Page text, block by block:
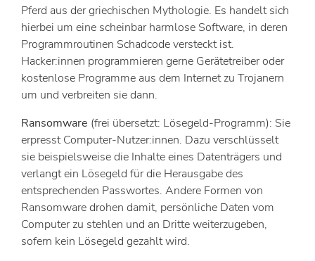
Pferd aus der griechischen Mythologie. Es handelt sich
hierbei um eine scheinbar harmlose Software, in deren
Programmroutinen Schadcode versteckt ist.
Hacker:innen programmieren gerne Gerätetreiber oder
kostenlose Programme aus dem Internet zu Trojanern
um und verbreiten sie dann.
Ransomware (frei übersetzt: Lösegeld-Programm): Sie
erpresst Computer-Nutzer:innen. Dazu verschlüsselt
sie beispielsweise die Inhalte eines Datenträgers und
verlangt ein Lösegeld für die Herausgabe des
entsprechenden Passwortes. Andere Formen von
Ransomware drohen damit, persönliche Daten vom
Computer zu stehlen und an Dritte weiterzugeben,
sofern kein Lösegeld gezahlt wird.